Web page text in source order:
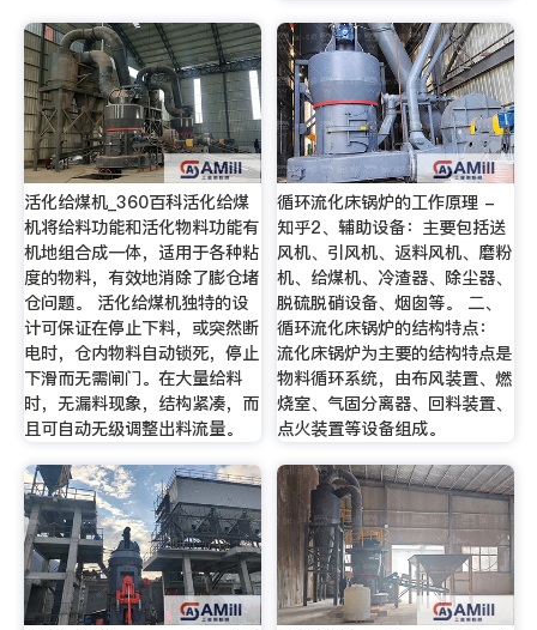
活化给煤机_360百科活化给煤
机将给料功能和活化物料功能有
机地组合成一体，适用于各种粘
度的物料，有效地消除了膨仓堵
仓问题。 活化给煤机独特的设
计可保证在停止下料，或突然断
电时，仓内物料自动锁死，停止
下滑而无需闸门。在大量给料
时，无漏料现象，结构紧凑，而
且可自动无级调整出料流量。
循环流化床锅炉的工作原理 -
知乎2、辅助设备：主要包括送
风机、引风机、返料风机、磨粉
机、给煤机、冷渣器、除尘器、
脱硫脱硝设备、烟囱等。 二、
循环流化床锅炉的结构特点：
流化床锅炉为主要的结构特点是
物料循环系统，由布风装置、燃
烧室、气固分离器、回料装置、
点火装置等设备组成。